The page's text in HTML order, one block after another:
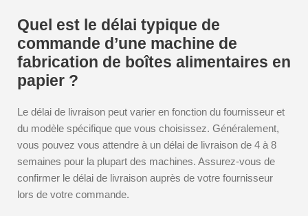
Quel est le délai typique de
commande d’une machine de
fabrication de boîtes alimentaires en
papier ?
Le délai de livraison peut varier en fonction du fournisseur et
du modèle spécifique que vous choisissez. Généralement,
vous pouvez vous attendre à un délai de livraison de 4 à 8
semaines pour la plupart des machines. Assurez-vous de
confirmer le délai de livraison auprès de votre fournisseur
lors de votre commande.